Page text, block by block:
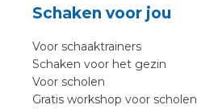
Schaken voor jou
Voor schaaktrainers
Schaken voor het gezin
Voor scholen
Gratis workshop voor scholen